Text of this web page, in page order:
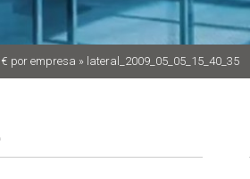
por empresa » lateral_2009_05_05_15_40_35